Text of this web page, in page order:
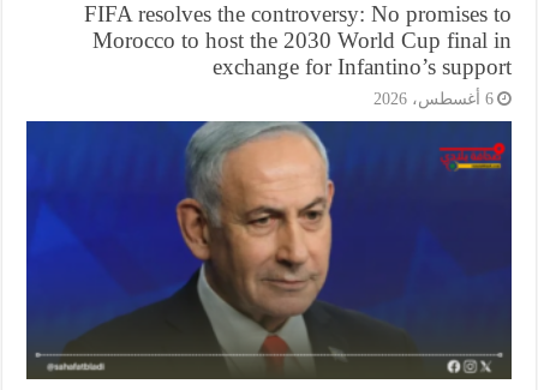
FIFA resolves the controversy: No
Morocco to host the 2030 World Cup
exchange for Infantino’s